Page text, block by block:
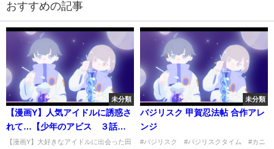
おすすめの記事
未分類
【漫画Y】人気アイドルに誘惑さ
れて…【少年のアビス ３話】
｜ヤンジャン漫画TV
【漫画Y】大好きなアイドルに出会った田
未分類
バジリスク 甲賀忍法帖 合作アレ
ンジ
#バジリスク #バジリスクタイム #カニ